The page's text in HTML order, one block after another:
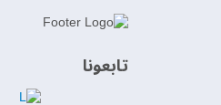
‫تابعونا‬